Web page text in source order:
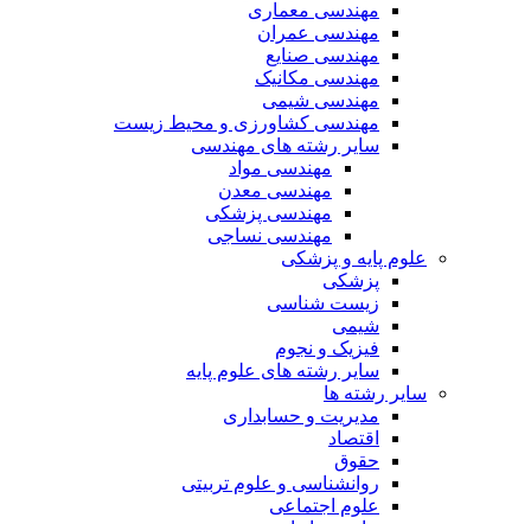
مهندسی معماری
مهندسی عمران
مهندسی صنایع
مهندسی مکانیک
مهندسی شیمی
مهندسی کشاورزی و محیط زیست
سایر رشته های مهندسی
مهندسی مواد
مهندسی معدن
مهندسی پزشکی
مهندسی نساجی
علوم پایه و پزشکی
پزشکی
زیست شناسی
شیمی
فیزیک و نجوم
سایر رشته های علوم پایه
سایر رشته ها
مدیریت و حسابداری
اقتصاد
حقوق
روانشناسی و علوم تربیتی
علوم اجتماعی